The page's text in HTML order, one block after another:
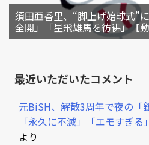
須田亜香里、“脚上げ始球式”
全開」「星飛雄馬を彷彿」【動
最近いただいたコメント
元BiSH、解散3周年で夜の「
「永久に不滅」「エモすぎる
より